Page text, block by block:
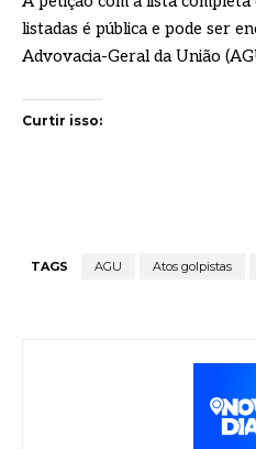
listadas é pública e pode ser
Advovacia-Geral da União
Curtir isso:
TAGS AGU Atos golpistas